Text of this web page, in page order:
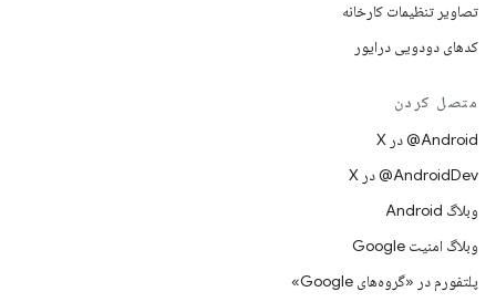
تصاویر تنظیمات کارخانه
کدهای دودویی درایور
متصل کردن
‫‎@Android در X
‫‎@AndroidDev در X
وبلاگ Android
وبلاگ امنیت Google
پلتفورم در «گروه‌های Google»